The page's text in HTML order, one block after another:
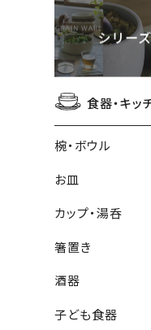
食器・キッ
椀・ボウル
お皿
カップ・湯呑
箸置き
酒器
子ども食器